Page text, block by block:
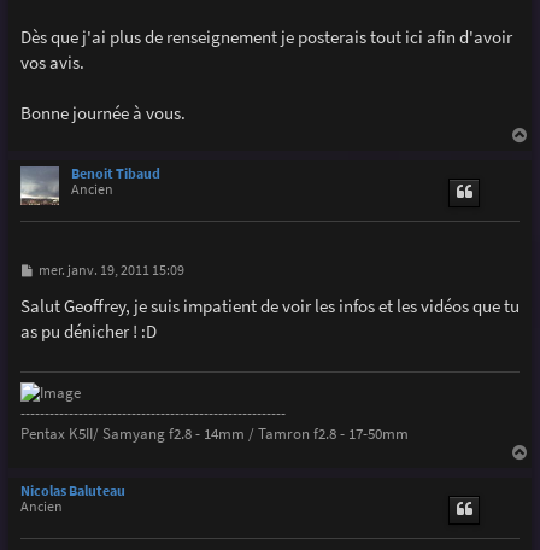
Dès que j'ai plus de renseignement je posterais tout ici afin d'avoir
vos avis.
Bonne journée à vous.
Benoit Tibaud
Ancien
M
s
s
a
mer. janv. 19, 2011 15:09
Salut Geoffrey, je suis impatient de voir les infos et les vidéos que tu
as pu dénicher ! :D
-------------------------------------------------------
Pentax K5II/ Samyang f2.8 - 14mm / Tamron f2.8 - 17-50mm
Nicolas Baluteau
Ancien